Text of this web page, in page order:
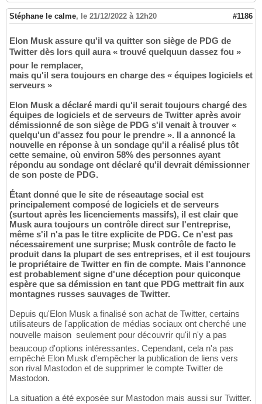
Stéphane le calme, le 21/12/2022 à 12h20 #1186
Elon Musk assure qu'il va quitter son siège de PDG de
Twitter dès lors quil aura « trouvé quelquun dassez fou »
pour le remplacer,
mais qu'il sera toujours en charge des « équipes logiciels et
serveurs »
Elon Musk a déclaré mardi qu'il serait toujours chargé des
équipes de logiciels et de serveurs de Twitter après avoir
démissionné de son siège de PDG s'il venait à trouver «
quelqu'un d'assez fou pour le prendre ». Il a annoncé la
nouvelle en réponse à un sondage qu'il a réalisé plus tôt
cette semaine, où environ 58% des personnes ayant
répondu au sondage ont déclaré qu'il devrait démissionner
de son poste de PDG.
Étant donné que le site de réseautage social est
principalement composé de logiciels et de serveurs
(surtout après les licenciements massifs), il est clair que
Musk aura toujours un contrôle direct sur l'entreprise,
même s'il n'a pas le titre explicite de PDG. Ce n'est pas
nécessairement une surprise; Musk contrôle de facto le
produit dans la plupart de ses entreprises, et il est toujours
le propriétaire de Twitter en fin de compte. Mais l'annonce
est probablement signe d'une déception pour quiconque
espère que sa démission en tant que PDG mettrait fin aux
montagnes russes sauvages de Twitter.
Depuis qu'Elon Musk a finalisé son achat de Twitter, certains
utilisateurs de l'application de médias sociaux ont cherché une
nouvelle maison  seulement pour découvrir qu'il n'y a pas
beaucoup d'options intéressantes. Cependant, cela n'a pas
empêché Elon Musk d'empêcher la publication de liens vers
son rival Mastodon et de supprimer le compte Twitter de
Mastodon.
La situation a été exposée sur Mastodon mais aussi sur Twitter.